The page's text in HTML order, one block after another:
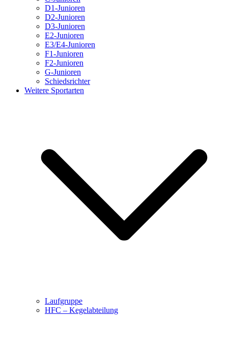
D1-Junioren
D2-Junioren
D3-Junioren
E2-Junioren
E3/E4-Junioren
F1-Junioren
F2-Junioren
G-Junioren
Schiedsrichter
Weitere Sportarten
Laufgruppe
HFC – Kegelabteilung